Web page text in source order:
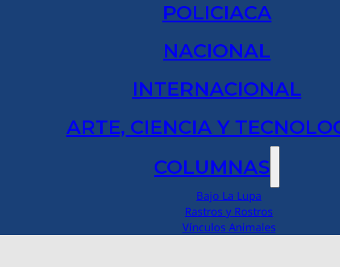
POLICIACA
NACIONAL
INTERNACIONAL
ARTE, CIENCIA Y
COLUMNAS
Bajo La Lupa
Rastros y Rostros
Vínculos Animales